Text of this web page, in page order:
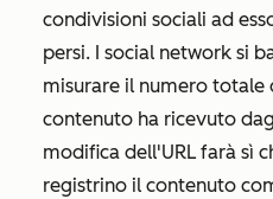
condivisioni sociali ad
persi. I social network si
misurare il numero totale
contenuto ha ricevuto
modifica dell'URL farà sì
registrino il contenuto